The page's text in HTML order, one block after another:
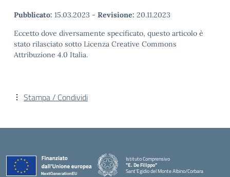
Pubblicato: 15.03.2023 - Revisione: 20.11.2023
Eccetto dove diversamente specificato, questo articolo è
stato rilasciato sotto Licenza Creative Commons
Attribuzione 4.0 Italia.
Stampa / Condividi
Istituto Comprensivo
"E. De Filippo"
Sant'Egidio del Monte Albino/Corbara